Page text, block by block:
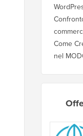
Come
nel